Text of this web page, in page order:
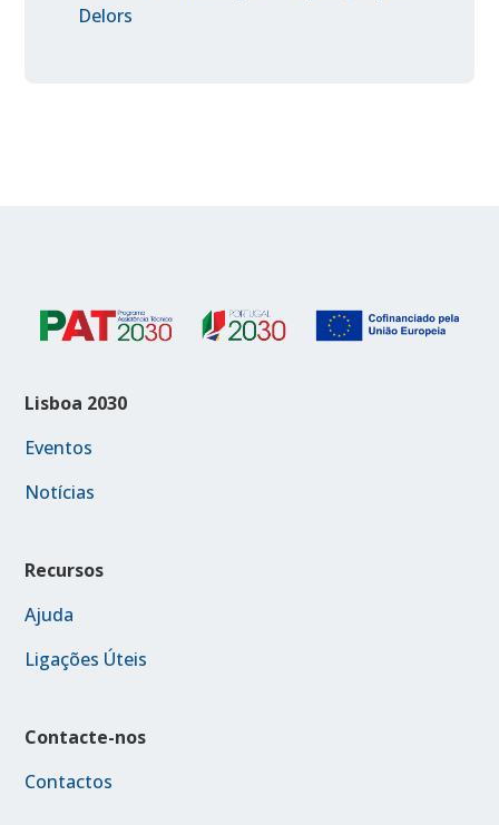
Delors
Lisboa 2030
Eventos
Notícias
Recursos
Ajuda
Ligações Úteis
Contacte-nos
Contactos